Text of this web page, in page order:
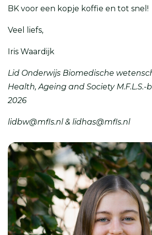
BK voor een kopje koffie en tot snel!
Veel liefs,
Iris Waardijk
Lid Onderwijs Biomedische
Health, Ageing and Society M.F.L.S.-
2026
lidbw@mfls.nl & lidhas@mfls.nl